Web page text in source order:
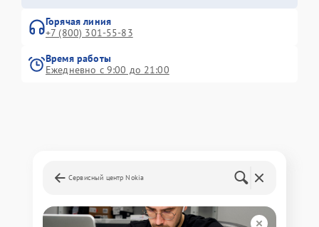
Горячая линия
+7 (800) 301-55-83
Время работы
Ежедневно с 9:00 до 21:00
Сервисный центр Nokia